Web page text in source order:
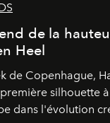
de la
Heel
de Copenhague,
première silhouette
dans l'évolution